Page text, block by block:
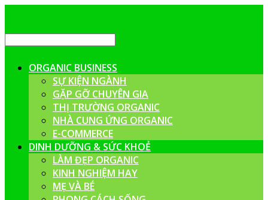
ORGANIC BUSINESS
SỰ KIỆN NGÀNH
GẶP GỠ CHUYÊN GIA
THỊ TRƯỜNG ORGANIC
NHÀ CUNG ỨNG ORGANIC
E-COMMERCE
DINH DƯỠNG & SỨC KHOẺ
LÀM ĐẸP ORGANIC
KINH NGHIỆM HAY
MẸ VÀ BÉ